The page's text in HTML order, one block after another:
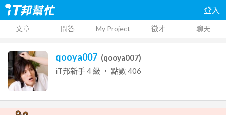
登入
文章 問答 My Project 徵才 聊天
qooya007 (qooya007)
iT邦新手4 級 ‧ 點數406